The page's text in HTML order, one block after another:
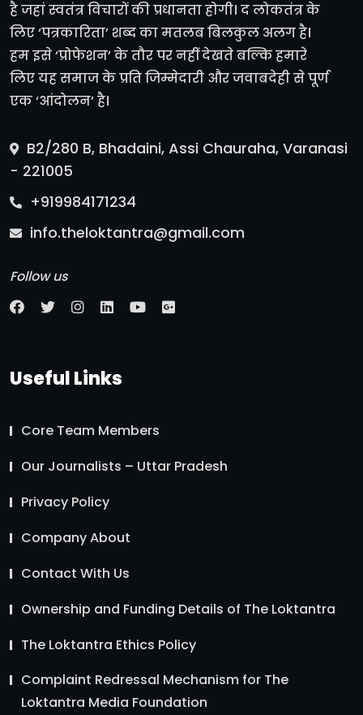
है जहां स्वतंत्र विचारों की प्रधानता होगी। द लोकतंत्र के
लिए ‘पत्रकारिता’ शब्द का मतलब बिलकुल अलग है।
हम इसे ‘प्रोफेशन’ के तौर पर नहीं देखते बल्कि हमारे
लिए यह समाज के प्रति जिम्मेदारी और जवाबदेही से पूर्ण
एक ‘आंदोलन’ है।
B2/280 B, Bhadaini, Assi Chauraha, Varanasi
- 221005
+919984171234
info.theloktantra@gmail.com
Follow us
Useful Links
Core Team Members
Our Journalists – Uttar Pradesh
Privacy Policy
Company About
Contact With Us
Ownership and Funding Details of The Loktantra
The Loktantra Ethics Policy
Complaint Redressal Mechanism for The
Loktantra Media Foundation